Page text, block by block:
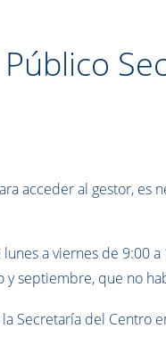
acceder al gestor, es
a viernes de 9:00
y septiembre, que no
Secretaría del Centro